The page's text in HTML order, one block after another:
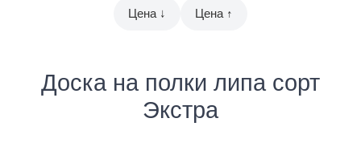
Цена ↓ Цена ↑
Доска на полки липа сорт
Экстра